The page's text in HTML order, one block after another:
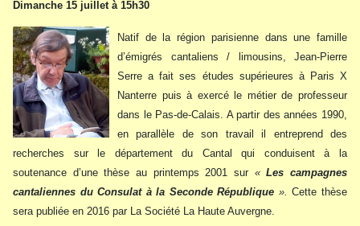
Dimanche 15 juillet à 15h30
Natif de la région parisienne dans une famille
d’émigrés cantaliens / limousins, Jean-Pierre
Serre a fait ses études supérieures à Paris X
Nanterre puis à exercé le métier de professeur
dans le Pas-de-Calais. A partir des années 1990,
en parallèle de son travail il entreprend des
recherches sur le département du Cantal qui conduisent à la
soutenance d’une thèse au printemps 2001 sur «Les campagnes
cantaliennes du Consulat à la Seconde République ».Cette thèse
sera publiée en 2016 par La Société La Haute Auvergne.